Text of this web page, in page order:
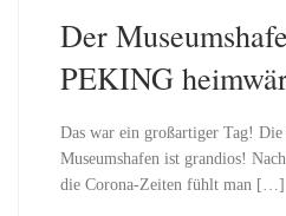
Der
PEKING
Das war ein großartiger Tag!
Museumshafen ist grandios!
die Corona-Zeiten fühlt man […]